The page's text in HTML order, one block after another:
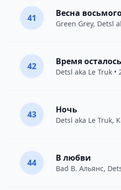
41 Весна
Green Grey, Detsl
42 Время
Detsl aka Le Truk •
43 Ночь
Detsl aka Le Truk,
44 В любви
Bad B. Альянс,